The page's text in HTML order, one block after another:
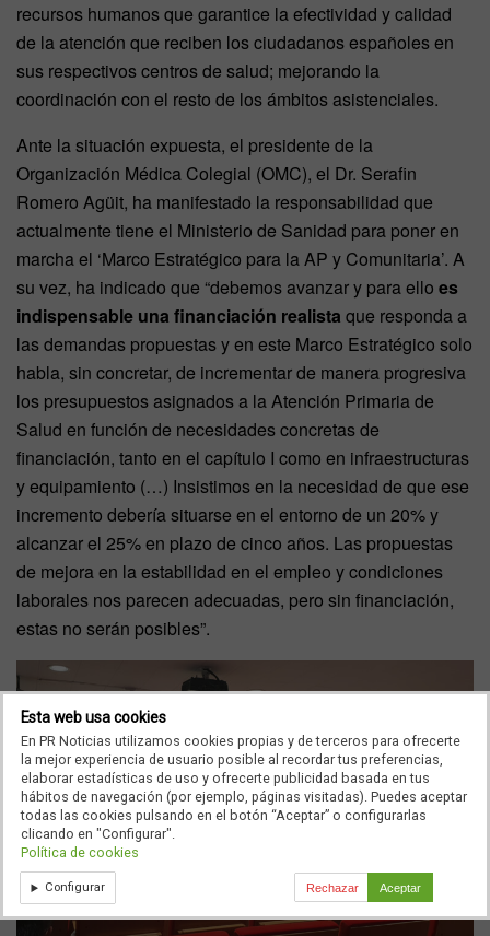
recursos humanos que garantice la efectividad y calidad
de la atención que reciben los ciudadanos españoles en
sus respectivos centros de salud; mejorando la
coordinación con el resto de los ámbitos asistenciales.
Ante la situación expuesta, el presidente de la
Organización Médica Colegial (OMC), el Dr. Serafin
Romero Agüit, ha manifestado la responsabilidad que
actualmente tiene el Ministerio de Sanidad para poner en
marcha el ‘Marco Estratégico para la AP y Comunitaria’. A
su vez, ha indicado que “debemos avanzar y para ello es
indispensable una financiación realista que responda a
las demandas propuestas y en este Marco Estratégico solo
habla, sin concretar, de incrementar de manera progresiva
los presupuestos asignados a la Atención Primaria de
Salud en función de necesidades concretas de
financiación, tanto en el capítulo I como en infraestructuras
y equipamiento (…) Insistimos en la necesidad de que ese
incremento debería situarse en el entorno de un 20% y
alcanzar el 25% en plazo de cinco años. Las propuestas
de mejora en la estabilidad en el empleo y condiciones
laborales nos parecen adecuadas, pero sin financiación,
estas no serán posibles”.
Esta web usa cookies
En PR Noticias utilizamos cookies propias y de terceros para ofrecerte
la mejor experiencia de usuario posible al recordar tus preferencias,
elaborar estadísticas de uso y ofrecerte publicidad basada en tus
hábitos de navegación (por ejemplo, páginas visitadas). Puedes aceptar
todas las cookies pulsando en el botón “Aceptar” o configurarlas
clicando en "Configurar".
Política de cookies
Configurar Rechazar Aceptar